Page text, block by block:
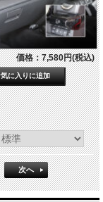
価格：7,580円(税込)
次へ